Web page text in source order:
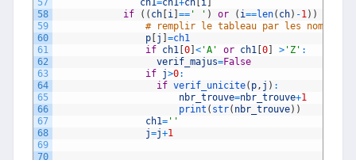
57
58
59
60
61
62
63
64
65
66
67
68
69
70
ch1=ch1+ch i
if
( ( ch i == ' ' ) or ( i==len( ch) -1) )
# remplir le tableau par les noms des
p j =ch1
if ch1 0 < 'A' or ch1 0 > 'Z' :
verif_majus=False
if j>0:
if verif_unicite( p, j ) :
nbr_trouve=nbr_trouve+1
print ( str( nbr_trouve) )
ch1= ''
j=j+1